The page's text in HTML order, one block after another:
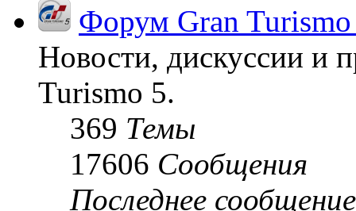
Форум Gran
Новости, дискуссии и
Turismo 5.
369 Темы
17606 Сообщения
Последнее сообщение